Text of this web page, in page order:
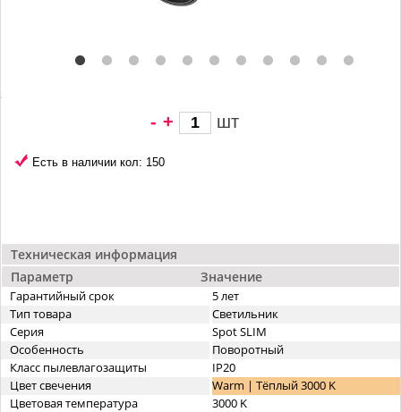
Техническая информация
Параметр
Значение
Гарантийный срок
5 лет
Тип товара
Светильник
Серия
Spot SLIM
Особенность
Поворотный
Класс пылевлагозащиты
IP20
Цвет свечения
Warm | Тёплый 3000 K
Цветовая температура
3000 K
- + шт
Есть в наличии кол: 150